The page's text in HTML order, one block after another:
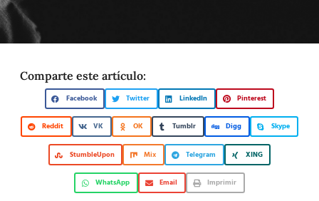
Comparte este artículo:
Facebook Twitter LinkedIn Pinterest
Reddit VK OK Tumblr Digg Skype
StumbleUpon Mix Telegram XING
WhatsApp Email Imprimir